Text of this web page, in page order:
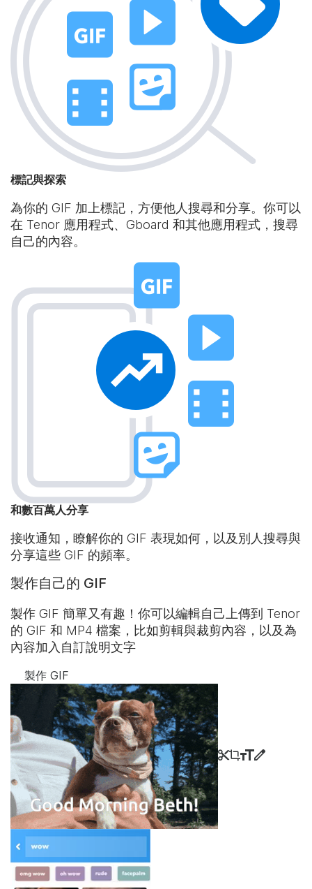
標記與探索
為你的 GIF 加上標記，方便他人搜尋和分享。你可以
在 Tenor 應用程式、Gboard 和其他應用程式，搜尋
自己的內容。
和數百萬人分享
接收通知，瞭解你的 GIF 表現如何，以及別人搜尋與
分享這些 GIF 的頻率。
製作自己的 GIF
製作 GIF 簡單又有趣！你可以編輯自己上傳到 Tenor
的 GIF 和 MP4 檔案，比如剪輯與裁剪內容，以及為
內容加入自訂說明文字
製作 GIF